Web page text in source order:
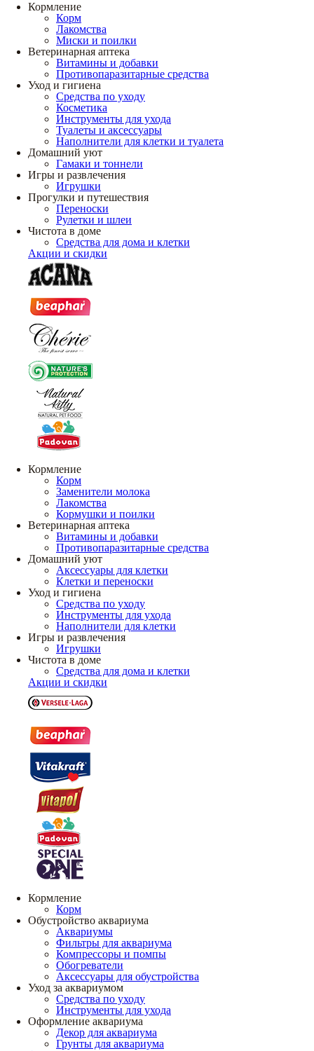
Кормление
Корм
Лакомства
Миски и поилки
Ветеринарная аптека
Витамины и добавки
Противопаразитарные средства
Уход и гигиена
Средства по уходу
Косметика
Инструменты для ухода
Туалеты и аксессуары
Наполнители для клетки и туалета
Домашний уют
Гамаки и тоннели
Игры и развлечения
Игрушки
Прогулки и путешествия
Переноски
Рулетки и шлеи
Чистота в доме
Средства для дома и клетки
Акции и скидки
Кормление
Корм
Заменители молока
Лакомства
Кормушки и поилки
Ветеринарная аптека
Витамины и добавки
Противопаразитарные средства
Домашний уют
Аксессуары для клетки
Клетки и переноски
Уход и гигиена
Средства по уходу
Инструменты для ухода
Наполнители для клетки
Игры и развлечения
Игрушки
Чистота в доме
Средства для дома и клетки
Акции и скидки
Кормление
Корм
Обустройство аквариума
Аквариумы
Фильтры для аквариума
Компрессоры и помпы
Обогреватели
Аксессуары для обустройства
Уход за аквариумом
Средства по уходу
Инструменты для ухода
Оформление аквариума
Декор для аквариума
Грунты для аквариума